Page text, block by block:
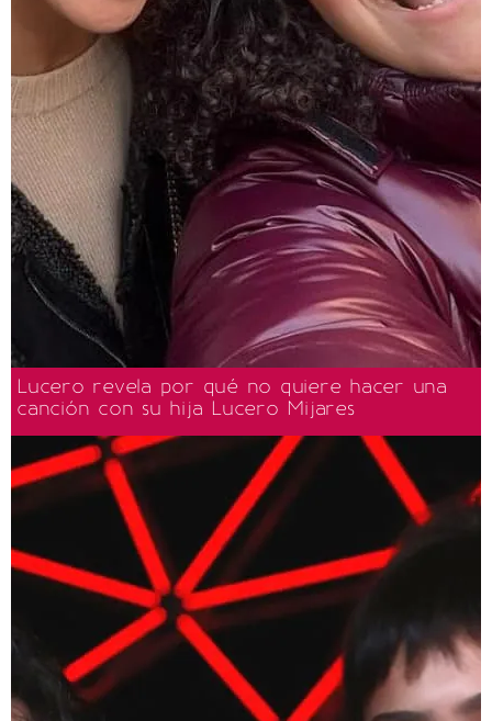
Lucero revela por qué no quiere hacer una
canción con su hija Lucero Mijares